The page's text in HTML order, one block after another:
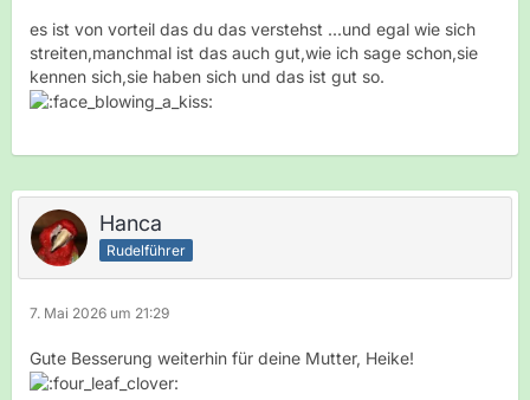
es ist von vorteil das du das verstehst ...und egal wie sich
streiten,manchmal ist das auch gut,wie ich sage schon,sie
kennen sich,sie haben sich und das ist gut so.
Hanca
Rudelführer
7. Mai 2026 um 21:29
Gute Besserung weiterhin für deine Mutter, Heike!